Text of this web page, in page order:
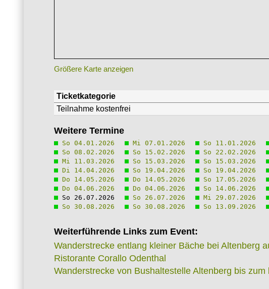
Größere Karte anzeigen
Ticketkategorie
Teilnahme kostenfrei
Weitere Termine
So 04.01.2026 Mi 07.01.2026 So 11.01.2026
So 08.02.2026
So 15.02.2026 So 22.02.2026
Mi 11.03.2026
So 15.03.2026 So 15.03.2026
Di 14.04.2026
So 19.04.2026 So 19.04.2026
Do 14.05.2026
Do 14.05.2026 So 17.05.2026
Do 04.06.2026
Do 04.06.2026 So 14.06.2026
So 26.07.2026
So 26.07.2026 Mi 29.07.2026
So 30.08.2026
So 30.08.2026 So 13.09.2026
Weiterführende Links zum Event:
Wanderstrecke entlang kleiner Bäche bei Altenberg
Ristorante Corallo Odenthal
Wanderstrecke von Bushaltestelle Altenberg bis